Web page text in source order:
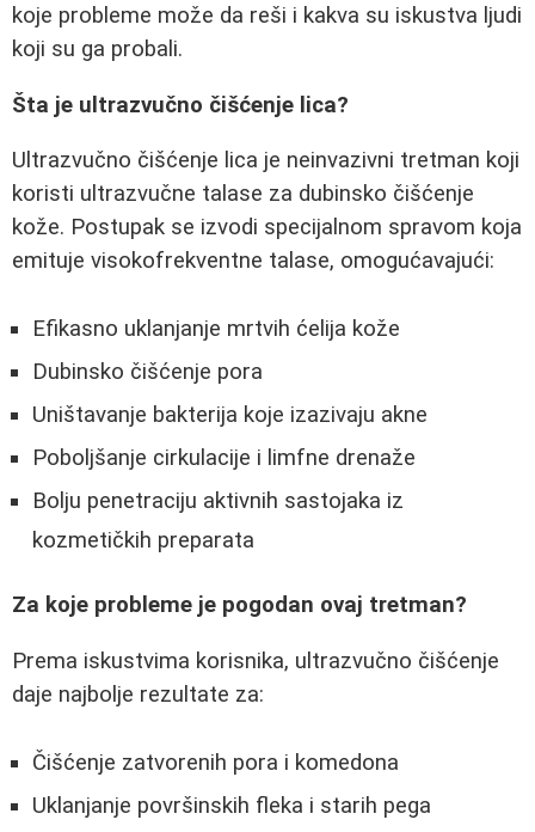
koje probleme može da reši i kakva su iskustva ljudi
koji su ga probali.
Šta je ultrazvučno čišćenje lica?
Ultrazvučno čišćenje lica je neinvazivni tretman koji
koristi ultrazvučne talase za dubinsko čišćenje
kože. Postupak se izvodi specijalnom spravom koja
emituje visokofrekventne talase, omogućavajući:
Efikasno uklanjanje mrtvih ćelija kože
Dubinsko čišćenje pora
Uništavanje bakterija koje izazivaju akne
Poboljšanje cirkulacije i limfne drenaže
Bolju penetraciju aktivnih sastojaka iz
kozmetičkih preparata
Za koje probleme je pogodan ovaj tretman?
Prema iskustvima korisnika, ultrazvučno čišćenje
daje najbolje rezultate za:
Čišćenje zatvorenih pora i komedona
Uklanjanje površinskih fleka i starih pega